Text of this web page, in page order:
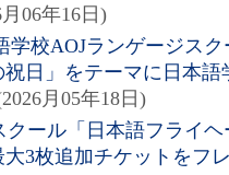
06年16日)
学校AOJランゲージス
日」をテーマに日本
月05年18日)
クール「日本語フライ
3枚追加チケットをフ